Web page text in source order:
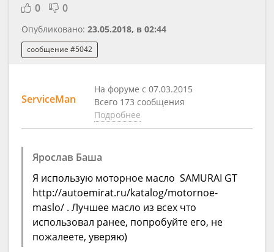
0 0
Опубликовано: 23.05.2018, в 02:44
сообщение #5042
ServiceMan
На форуме с 07.03.2015
Всего 173 сообщения
Подробнее
Ярослав Баша
Я использую моторное масло SAMURAI GT
http://autoemirat.ru/katalog/motornoe-
maslo/ . Лучшее масло из всех что
использовал ранее, попробуйте его, не
пожалеете, уверяю)